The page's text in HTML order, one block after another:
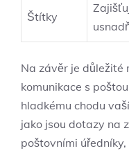
Štítky
Na závěr je důležité
komunikace s
hladkému chodu
jako jsou dotazy na
poštovními